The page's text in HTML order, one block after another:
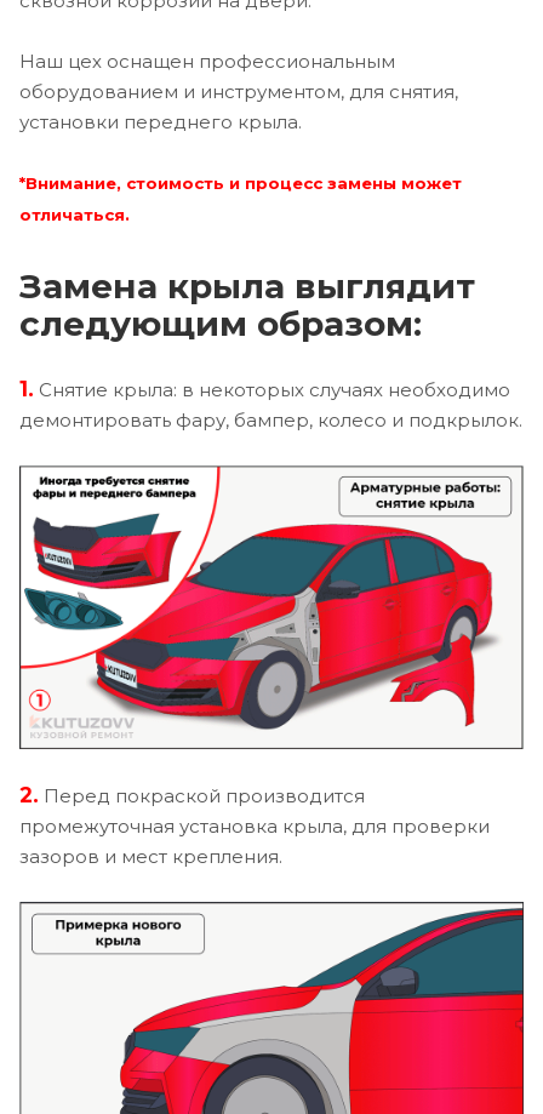
Наш цех оснащен профессиональным
оборудованием и инструментом, для снятия,
установки переднего крыла.
*Внимание, стоимость и процесс замены может
отличаться.
Замена крыла выглядит
следующим образом:
1. Снятие крыла: в некоторых случаях необходимо
демонтировать фару, бампер, колесо и подкрылок.
2. Перед покраской производится
промежуточная установка крыла, для проверки
зазоров и мест крепления.